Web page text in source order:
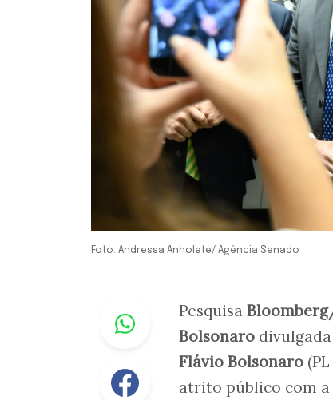
Foto: Andressa Anholete/ Agência Senado
Whastapp
Facebook
Pesquisa
Bolsonaro
Flávio Bolsonaro
atrito público com